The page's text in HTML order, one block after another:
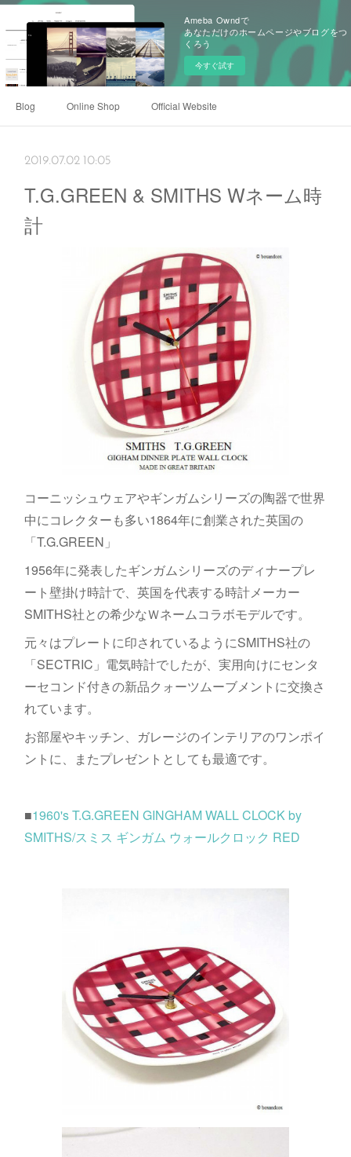
Ameba Owndで
あなただけのホームページやブログをつ
くろう
今すぐ試す
Blog Online Shop Official Website
2019.07.02 10:05
T.G.GREEN & SMITHS Wネーム時
計
コーニッシュウェアやギンガムシリーズの陶器で世界
中にコレクターも多い1864年に創業された英国の
「T.G.GREEN」
1956年に発表したギンガムシリーズのディナープレ
ート壁掛け時計で、英国を代表する時計メーカー
SMITHS社との希少なＷネームコラボモデルです。
元々はプレートに印されているようにSMITHS社の
「SECTRIC」電気時計でしたが、実用向けにセンタ
ーセコンド付きの新品クォーツムーブメントに交換さ
れています。
お部屋やキッチン、ガレージのインテリアのワンポイ
ントに、またプレゼントとしても最適です。
■1960's T.G.GREEN GINGHAM WALL CLOCK by
SMITHS/スミス ギンガム ウォールクロック RED